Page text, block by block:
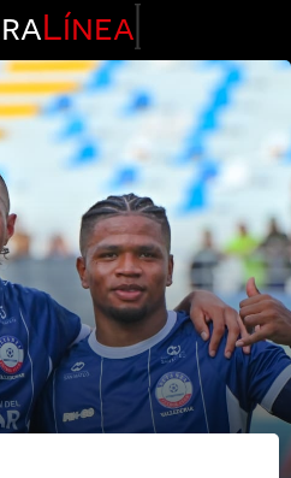
Línea